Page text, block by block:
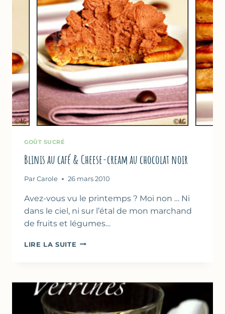
–
VERSION
FACILE
GOÛT SUCRÉ
Blinis au café & Cheese-cream au chocolat noir
Par Carole 26 mars 2010
Avez-vous vu le printemps ? Moi non … Ni
dans le ciel, ni sur l’étal de mon marchand
de fruits et légumes…
LIRE LA SUITE BLINIS
CHEESE-
CREAM
CHOCOLAT